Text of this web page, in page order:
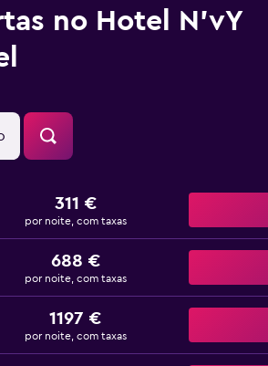
no Hotel N'vY
311 €
por noite, com taxas
688 €
por noite, com taxas
1197 €
por noite, com taxas